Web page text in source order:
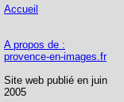
Accueil
A propos de :
provence-en-images.fr
Site web publié en juin
2005